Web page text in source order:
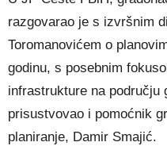
razgovarao je s izvršnim
Toromanovićem o
godinu, s posebnim
infrastrukture na području
prisustvovao i pomoćnik
planiranje, Damir Smajić.